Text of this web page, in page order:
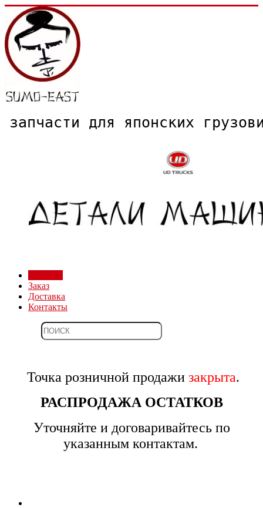
запчасти для японских
Заказ
Доставка
Контакты
Точка розничной продажи закрыта.
РАСПРОДАЖА ОСТАТКОВ
Уточняйте и договаривайтесь по
указанным контактам.